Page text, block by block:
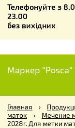
Телефонуйте з
23.00
без вихідних
Маркер
Главная ›
маток
› Мечение
2028г. Для метки